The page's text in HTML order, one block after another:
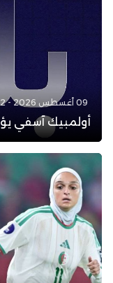
09 أغسطس 2026 - 09:12
أولمبيك آسفي